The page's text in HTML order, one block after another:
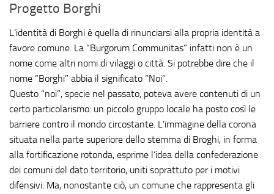
Progetto Borghi
L‘identità di Borghi è quella di rinunciarsi alla propria identità a
favore comune. La “Burgorum Communitas” infatti non è un
nome come altri nomi di vilaggi o città. Si potrebbe dire che il
nome “Borghi” abbia il significato “Noi”.
Questo “noi”, specie nel passato, poteva avere contenuti di un
certo particolarismo: un piccolo gruppo locale ha posto così le
barriere contro il mondo circostante. L’immagine della corona
situata nella parte superiore dello stemma di Broghi, in forma
alla fortificazione rotonda, esprime l‘idea della confederazione
dei comuni del dato territorio, uniti soprattuto per i motivi
difensivi. Ma, nonostante ciò, un comune che rappresenta gli